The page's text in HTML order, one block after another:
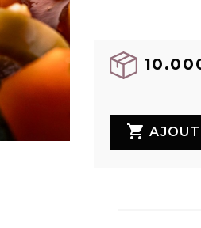
